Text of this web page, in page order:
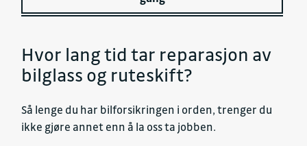
Hvor lang tid tar reparasjon av
bilglass og ruteskift?
Så lenge du har bilforsikringen i orden, trenger du
ikke gjøre annet enn å la oss ta jobben.